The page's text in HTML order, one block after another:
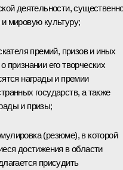
деятельности,
мировую культуру;
премий, призов и иных
признании его творческих
награды и премии
государств, а также
и призы;
(резюме), в которой
достижения в области
присудить